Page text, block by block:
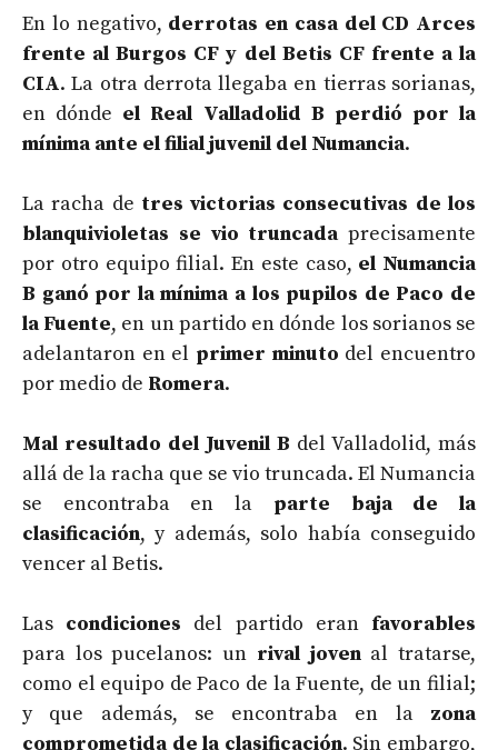
En lo negativo, derrotas en casa del CD Arces
frente al Burgos CF y del Betis CF frente a la
CIA. La otra derrota llegaba en tierras sorianas,
en dónde el Real Valladolid B perdió por la
mínima ante el filial juvenil del Numancia.
La racha de tres victorias consecutivas de los
blanquivioletas se vio truncada precisamente
por otro equipo filial. En este caso, el Numancia
B ganó por la mínima a los pupilos de Paco de
la Fuente, en un partido en dónde los sorianos se
adelantaron en el primer minuto del encuentro
por medio de Romera.
Mal resultado del Juvenil B del Valladolid, más
allá de la racha que se vio truncada. El Numancia
se encontraba en la parte baja de la
clasificación, y además, solo había conseguido
vencer al Betis.
Las condiciones del partido eran favorables
para los pucelanos: un rival jovenal tratarse,
como el equipo de Paco de la Fuente, de un filial;
y que además, se encontraba en la zona
comprometida de la clasificación. Sin embargo,